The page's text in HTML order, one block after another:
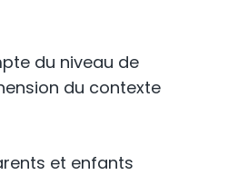
du niveau de
du contexte
et enfants